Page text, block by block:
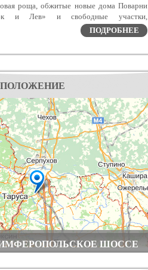
роща, обжитые новые дома Поварни
и Лев» и свободные участки,
в Заокском районе Тульской
– экологическом курорте с чистейшим
«Лучший сельский ресторан 2023»
премии wellness Re Awards (бывшие
дороги, электрические сети,
оптоволоконный интернет кабель,
до поселка вы можете: на личном
– по Симферопольскому шоссе или
Дон, далее по хорошей
дороге; общественным
– электричкой Курского
до станции Шульгино (в 2 км от
ПОДРОБНЕЕ
ШОССЕ